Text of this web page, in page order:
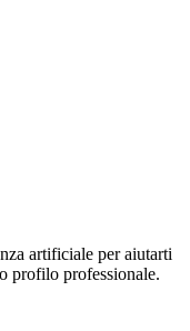
artificiale per aiutarti
profilo professionale.